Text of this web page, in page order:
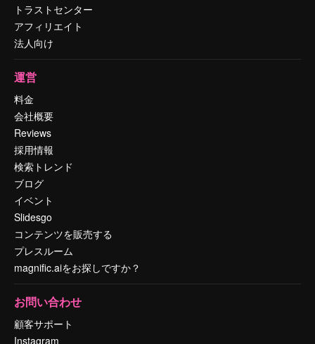
トラストセンター
アフィリエイト
法人向け
運営
料金
会社概要
Reviews
採用情報
検索トレンド
ブログ
イベント
Slidesgo
コンテンツを販売する
プレスルーム
magnific.aiをお探しですか？
お問い合わせ
顧客サポート
Instagram